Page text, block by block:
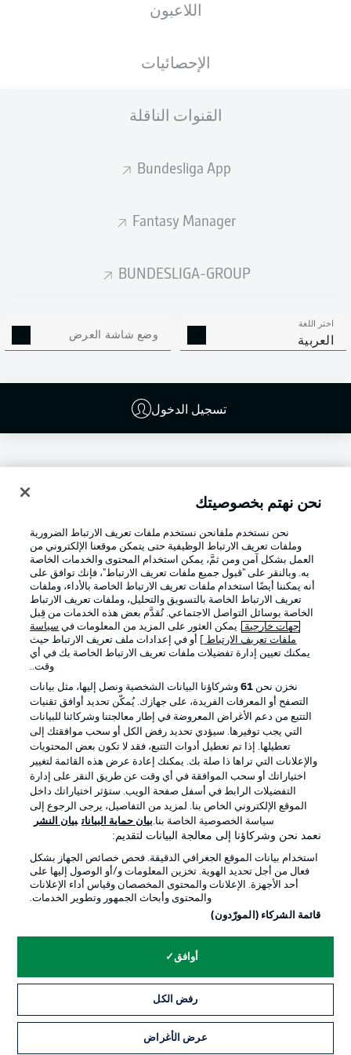
اللاعبون
الإحصائيات
القنوات الناقلة
Bundesliga App
Fantasy Manager
BUNDESLIGA-GROUP
اختر اللغة
العربية وضع شاشة العرض
تسجيل الدخول
إعلان
Football as it's meant to be
تطبيق الدوري الألماني
Official Partners
إدارة التفضيلات بيان الخصوصية
الوظائف
جهة النشر تواصل معنا
نحن نهتم بخصوصيتك
نحن نستخدم ملفانحن نستخدم ملفات تعريف الارتباط الضرورية
وملفات تعريف الارتباط الوظيفية حتى يتمكن موقعنا الإلكتروني من
العمل بشكل آمن ومن ثمَّ، يمكن استخدام المحتوى والخدمات الخاصة
به. وبالنقر على "قبول جميع ملفات تعريف الارتباط"، فإنك توافق على
أنه يمكننا أيضًا استخدام ملفات تعريف الارتباط الخاصة بالأداء، وملفات
تعريف الارتباط الخاصة بالتسويق والتحليل، وملفات تعريف الارتباط
الخاصة بوسائل التواصل الاجتماعي. تُقدَّم بعض هذه الخدمات من قِبل
جهات خارجية . يمكن العثور على المزيد من المعلومات في سياسة
ملفات تعريف الارتباط
] أو في إعدادات ملف تعريف الارتباط حيث
يمكنك تعيين إدارة تفضيلات ملفات تعريف الارتباط الخاصة بك في أي
وقت..
نخزن نحن 61وشركاؤنا البيانات الشخصية ونصل إليها، مثل بيانات
التصفح أو المعرفات الفريدة، على جهازك. يُمكّن تحديد أوافق تقنيات
التتبع من دعم الأغراض المعروضة في إطار معالجتنا وشركائنا للبيانات
التي يجب توفيرها. سيؤدي تحديد رفض الكل أو سحب موافقتك إلى
تعطيلها. إذا تم تعطيل أدوات التتبع، فقد لا تكون بعض المحتويات
والإعلانات التي تراها ذا صلة بك. يمكنك إعادة عرض هذه القائمة لتغيير
اختياراتك أو سحب الموافقة في أي وقت عن طريق النقر على إدارة
التفضيلات الرابط في أسفل صفحة الويب. ستؤثر اختياراتك داخل
الموقع الإلكتروني الخاص بنا. لمزيد من التفاصيل، يرجى الرجوع إلى
سياسة الخصوصية الخاصة بنا.بيان حماية البيانات بيان النشر
نعمد نحن وشركاؤنا إلى معالجة البيانات لتقديم:
استخدام بيانات الموقع الجغرافي الدقيقة. فحص خصائص الجهاز بشكل
فعال من أجل تحديد الهوية. تخزين المعلومات و/أو الوصول إليها على
أحد الأجهزة. الإعلانات والمحتوى المخصصان وقياس أداء الإعلانات
والمحتوى وأبحاث الجمهور وتطوير الخدمات.
قائمة الشركاء (المورّدون)
أوافق
رفض الكل
عرض الأغراض